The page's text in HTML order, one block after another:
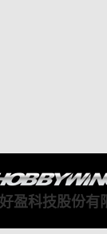
盈科技股份有